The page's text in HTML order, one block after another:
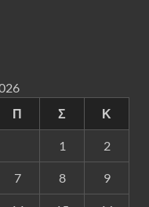
Π Σ Κ
1 2
7 8 9